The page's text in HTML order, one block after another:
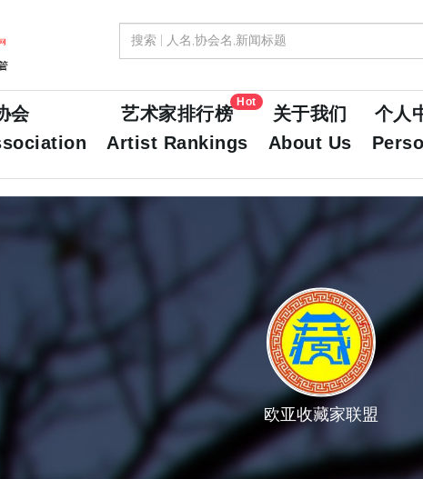
会
艺术家排行榜
Artist Rankings
Hot
关于我们
About Us
个人
欧亚收藏家联盟